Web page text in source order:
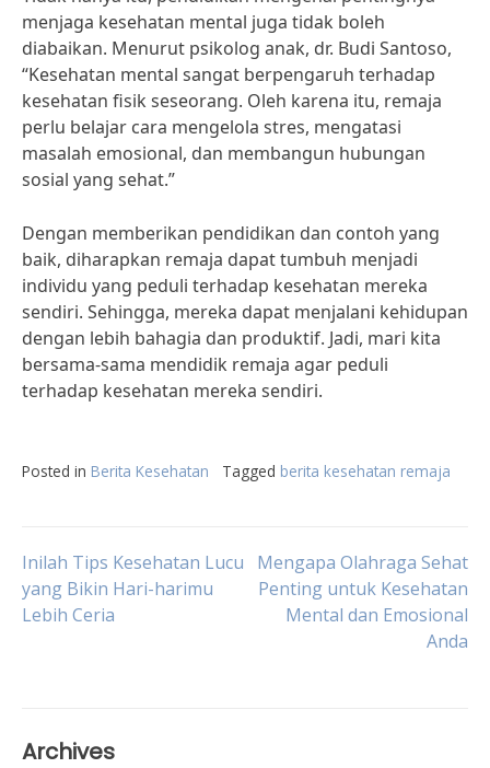
menjaga kesehatan mental juga tidak boleh
diabaikan. Menurut psikolog anak, dr. Budi Santoso,
“Kesehatan mental sangat berpengaruh terhadap
kesehatan fisik seseorang. Oleh karena itu, remaja
perlu belajar cara mengelola stres, mengatasi
masalah emosional, dan membangun hubungan
sosial yang sehat.”
Dengan memberikan pendidikan dan contoh yang
baik, diharapkan remaja dapat tumbuh menjadi
individu yang peduli terhadap kesehatan mereka
sendiri. Sehingga, mereka dapat menjalani kehidupan
dengan lebih bahagia dan produktif. Jadi, mari kita
bersama-sama mendidik remaja agar peduli
terhadap kesehatan mereka sendiri.
Posted in Berita Kesehatan Tagged berita kesehatan remaja
Post
navigation
Inilah Tips Kesehatan Lucu
yang Bikin Hari-harimu
Lebih Ceria
Mengapa Olahraga Sehat
Penting untuk Kesehatan
Mental dan Emosional
Anda
Archives